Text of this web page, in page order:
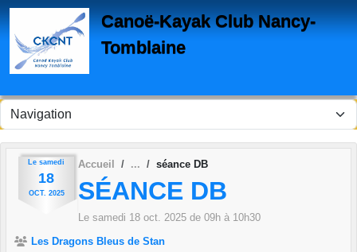
Canoë-Kayak Club Nancy-
Tomblaine
Le samedi
18
OCT. 2025
Accueil séance DB
SÉANCE DB
Le samedi 18 oct. 2025 de 09h à 10h30
Les Dragons Bleus de Stan
Panneau de gestion des cookies